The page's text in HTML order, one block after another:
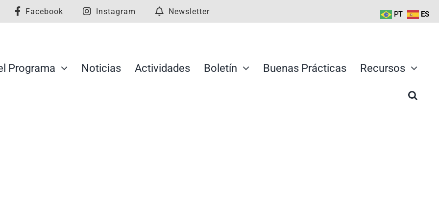
Facebook Instagram Newsletter
Programa Noticias Actividades Boletín Buenas Prácticas Recursos
«Defensoría de Derechos
PT ES